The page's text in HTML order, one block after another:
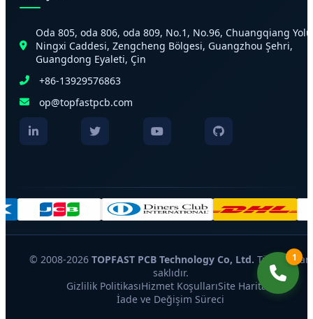
Oda 805, oda 806, oda 809, No.1, No.96, Chuangqiang
Ningxi Caddesi, Zengcheng Bölgesi, Guangzhou Şehri,
Guangdong Eyaleti, Çin
+86-13929576863
op@topfastpcb.com
© 2008-2026 TOPFAST PCB Technology Co, Ltd. Tüm hakları
saklıdır.
Gizlilik PolitikasıHizmet KoşullarıSite Haritası
İade ve Değişim Süreci
1